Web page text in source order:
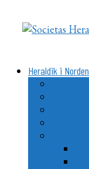
indhold
Heraldik i Norden